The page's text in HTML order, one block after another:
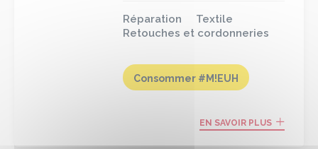
Réparation
Textile
Retouches et cordonneries
Consommer #M!EUH
EN SAVOIR PLUS